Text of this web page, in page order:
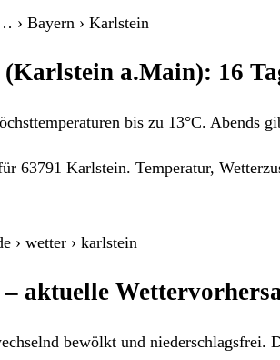
› Bayern › Karlstein
a.Main): 16
bis zu 13°C. Abends
63791 Karlstein. Temperatur,
› wetter › karlstein
aktuelle
bewölkt und